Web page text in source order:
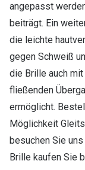
angepasst
beiträgt. Ein
die leichte
gegen Schweiß
die Brille auch
fließenden
ermöglicht.
Möglichkeit
besuchen Sie
Brille kaufen Sie